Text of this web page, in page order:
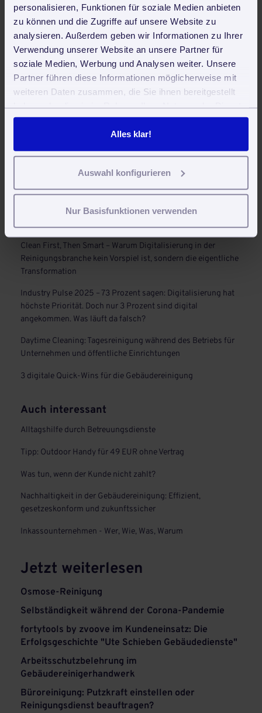
personalisieren, Funktionen für soziale Medien anbieten
zu können und die Zugriffe auf unsere Website zu
analysieren. Außerdem geben wir Informationen zu Ihrer
Verwendung unserer Website an unsere Partner für
soziale Medien, Werbung und Analysen weiter. Unsere
Partner führen diese Informationen möglicherweise mit
weiteren Daten zusammen, die Sie ihnen bereitgestellt
gesammelt haben. Sie geben Einwilligung zu unseren
Cookies, wenn Sie unsere Webseite weiterhin nutzen.
Alles klar!
Auswahl konfigurieren
Nur Basisfunktionen verwenden
30 Tage kostenlos und unverbindlich testen und sofort
produktiv arbeiten
Jetzt kostenlos testen
Neueste Beiträge
Reinigungsroboter in der Gebäudereinigung: Trends, Vorteile
und Zukunftsperspektiven
Clean First, Then Smart – Warum Digitalisierung in der
Reinigungsbranche kein Vorspiel ist, sondern die eigentliche
Transformation
Industry Pulse 2025 – 73 Prozent sagen: Digitalisierung hat
höchste Priorität. Doch nur 3 Prozent sind digital
angekommen. Was läuft da falsch?
Daytime Cleaning: Tagesreinigung während des Betriebs für
Unternehmen und öffentliche Einrichtungen
3 digitale Quick-Wins für die Gebäudereinigung
Auch interessant
Alltagshilfe durch Betreuungsdienste
Tipp: Outdoor Handy für 49 EUR ohne Vertrag
Was tun, wenn der Kunde nicht zahlt?
Nachhaltigkeit in der Gebäudereinigung: Effizient,
gesetzeskonform und zukunftssicher
Inkassounternehmen - Wer, Wie, Was, Warum
Jetzt weiterlesen
Osmose-Reinigung
Selbständigkeit während der Corona-Pandemie
fortytools by zvoove im Kundeneinsatz: Die
Erfolgsgeschichte "Ute Schieben Gebäudedienste"
Arbeitsschutzbelehrung im
Gebäudereinigerhandwerk
Büroreinigung: Putzkraft einstellen oder
Reinigungsdienst beauftragen?